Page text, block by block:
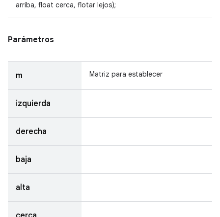
arriba, float cerca, flotar lejos);
Parámetros
m Matriz para establecer
izquierda
derecha
baja
alta